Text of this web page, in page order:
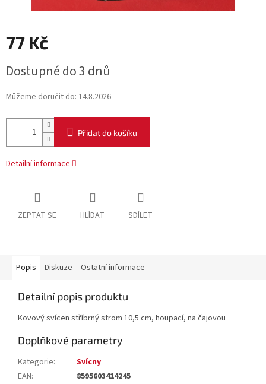
77 Kč
cena:
Dostupné do 3 dnů
Můžeme doručit do: 14.8.2026
Přidat do košíku
Detailní informace
ZEPTAT SE HLÍDAT SDÍLET
Popis Diskuze Ostatní informace
Detailní popis produktu
Kovový svícen stříbrný strom 10,5 cm, houpací, na čajovou
Doplňkové parametry
Kategorie:
Svícny
EAN:
8595603414245